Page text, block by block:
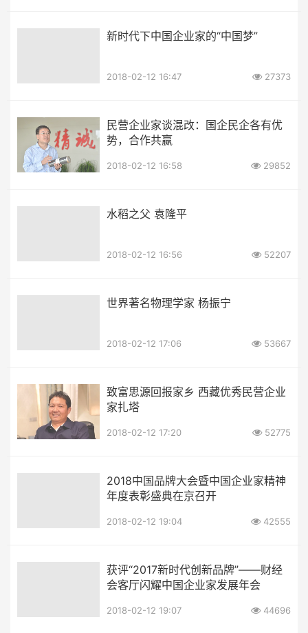
新时代下中国企业家的“中国梦”
2018-02-12 16:47 27373
民营企业家谈混改：国企民企各有优
势，合作共赢
2018-02-12 16:58 29852
水稻之父 袁隆平
2018-02-12 16:56 52207
世界著名物理学家 杨振宁
2018-02-12 17:06 53667
致富思源回报家乡 西藏优秀民营企业
家扎塔
2018-02-12 17:20 52775
2018中国品牌大会暨中国企业家精神
年度表彰盛典在京召开
2018-02-12 19:04 42555
获评“2017新时代创新品牌”——财经
会客厅闪耀中国企业家发展年会
2018-02-12 19:07 44696